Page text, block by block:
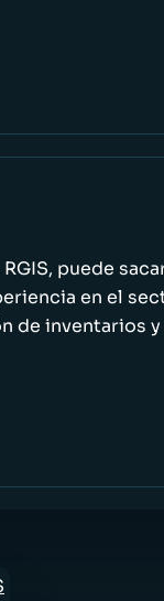
puede
en el
de inventarios